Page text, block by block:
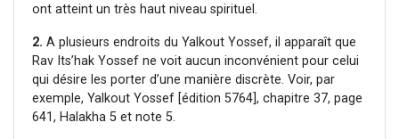
ont atteint un très haut niveau spirituel.
2. A plusieurs endroits du Yalkout Yossef, il apparaît que
Rav Its’hak Yossef ne voit aucun inconvénient pour celui
qui désire les porter d’une manière discrète. Voir, par
exemple, Yalkout Yossef [édition 5764], chapitre 37, page
641, Halakha 5 et note 5.